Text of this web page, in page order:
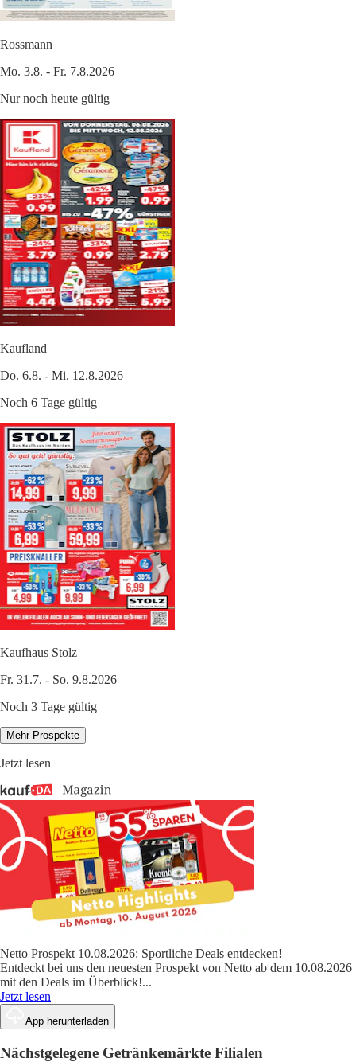
Rossmann
Mo. 3.8. - Fr. 7.8.2026
Nur noch heute gültig
Kaufland
Do. 6.8. - Mi. 12.8.2026
Noch 6 Tage gültig
Kaufhaus Stolz
Fr. 31.7. - So. 9.8.2026
Noch 3 Tage gültig
Mehr Prospekte
Jetzt lesen
Netto Prospekt 10.08.2026: Sportliche Deals entdecken!
Entdeckt bei uns den neuesten Prospekt von Netto ab dem 10.08.2026
mit den Deals im Überblick!...
Jetzt lesen
App herunterladen
Nächstgelegene Getränkemärkte Filialen